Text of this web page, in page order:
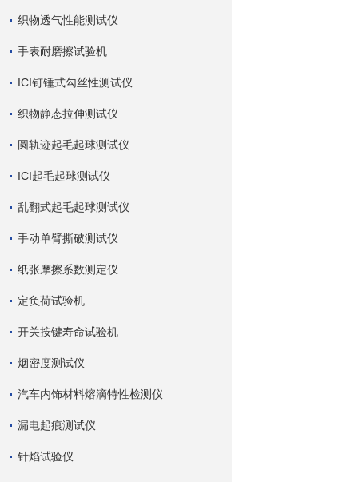
织物透气性能测试仪
手表耐磨擦试验机
ICI钉锤式勾丝性测试仪
织物静态拉伸测试仪
圆轨迹起毛起球测试仪
ICI起毛起球测试仪
乱翻式起毛起球测试仪
手动单臂撕破测试仪
纸张摩擦系数测定仪
定负荷试验机
开关按键寿命试验机
烟密度测试仪
汽车内饰材料熔滴特性检测仪
漏电起痕测试仪
针焰试验仪